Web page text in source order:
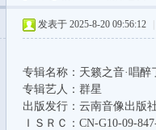
发表于 2025-8-20 09:56:12
专辑名称：天籁之音·唱醉
专辑艺人：群星
出版发行：云南音像出版
ＩＳＲＣ：CN-G10-09-